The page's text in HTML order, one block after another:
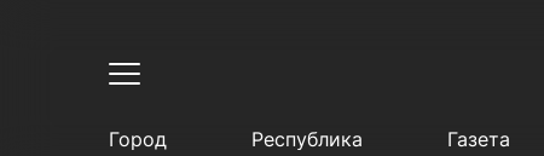
Город Республика Газета